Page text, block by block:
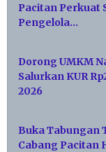
Pacitan Perkuat
Pengelola…
Dorong UMKM
Salurkan KUR
2026
Buka Tabungan
Cabang Pacitan